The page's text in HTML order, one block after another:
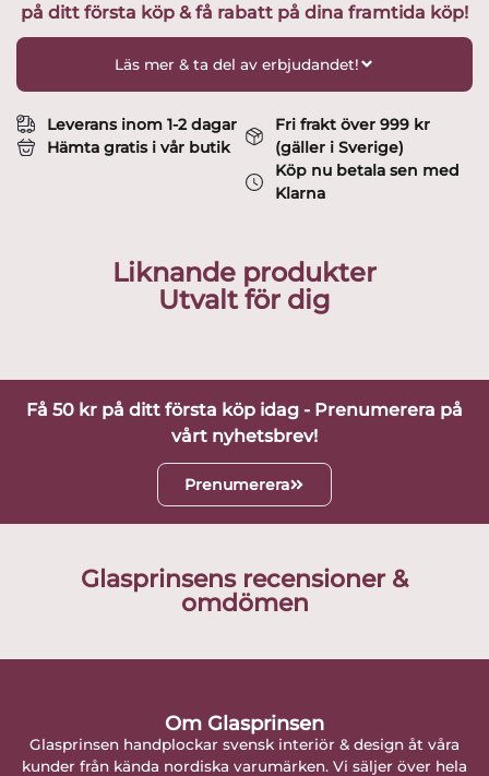
Alvar
på ditt första köp & få rabatt på dina framtida köp!
Läs mer & ta del av erbjudandet!
Leverans inom 1-2 dagar
Hämta gratis i vår butik
Fri frakt över 999 kr
(gäller i Sverige)
Köp nu betala sen med
Klarna
Liknande produkter
Utvalt för dig
Få 50 kr på ditt första köp idag - Prenumerera på
vårt nyhetsbrev!
Prenumerera
Glasprinsens recensioner &
omdömen
Om Glasprinsen
Glasprinsen handplockar svensk interiör & design åt våra
kunder från kända nordiska varumärken. Vi säljer över hela